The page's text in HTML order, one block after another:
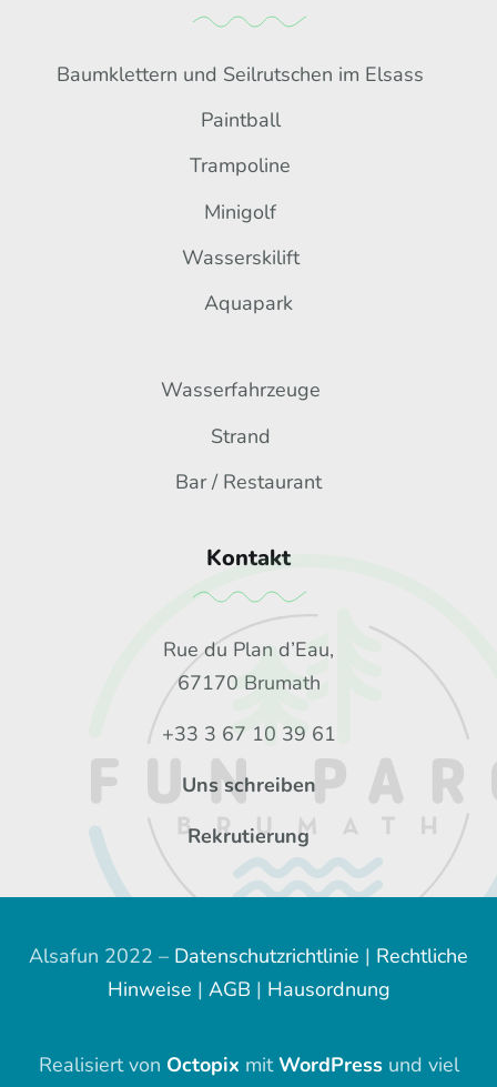
Baumklettern und Seilrutschen im Elsass
Paintball
Trampoline
Minigolf
Wasserskilift
Aquapark
Wasserfahrzeuge
Strand
Bar / Restaurant
Kontakt
Rue du Plan d’Eau,
67170 Brumath
+33 3 67 10 39 61
Uns schreiben
Rekrutierung
Alsafun 2022 – Datenschutzrichtlinie | Rechtliche
Hinweise | AGB | Hausordnung
Realisiert von Octopix mitWordPressund viel